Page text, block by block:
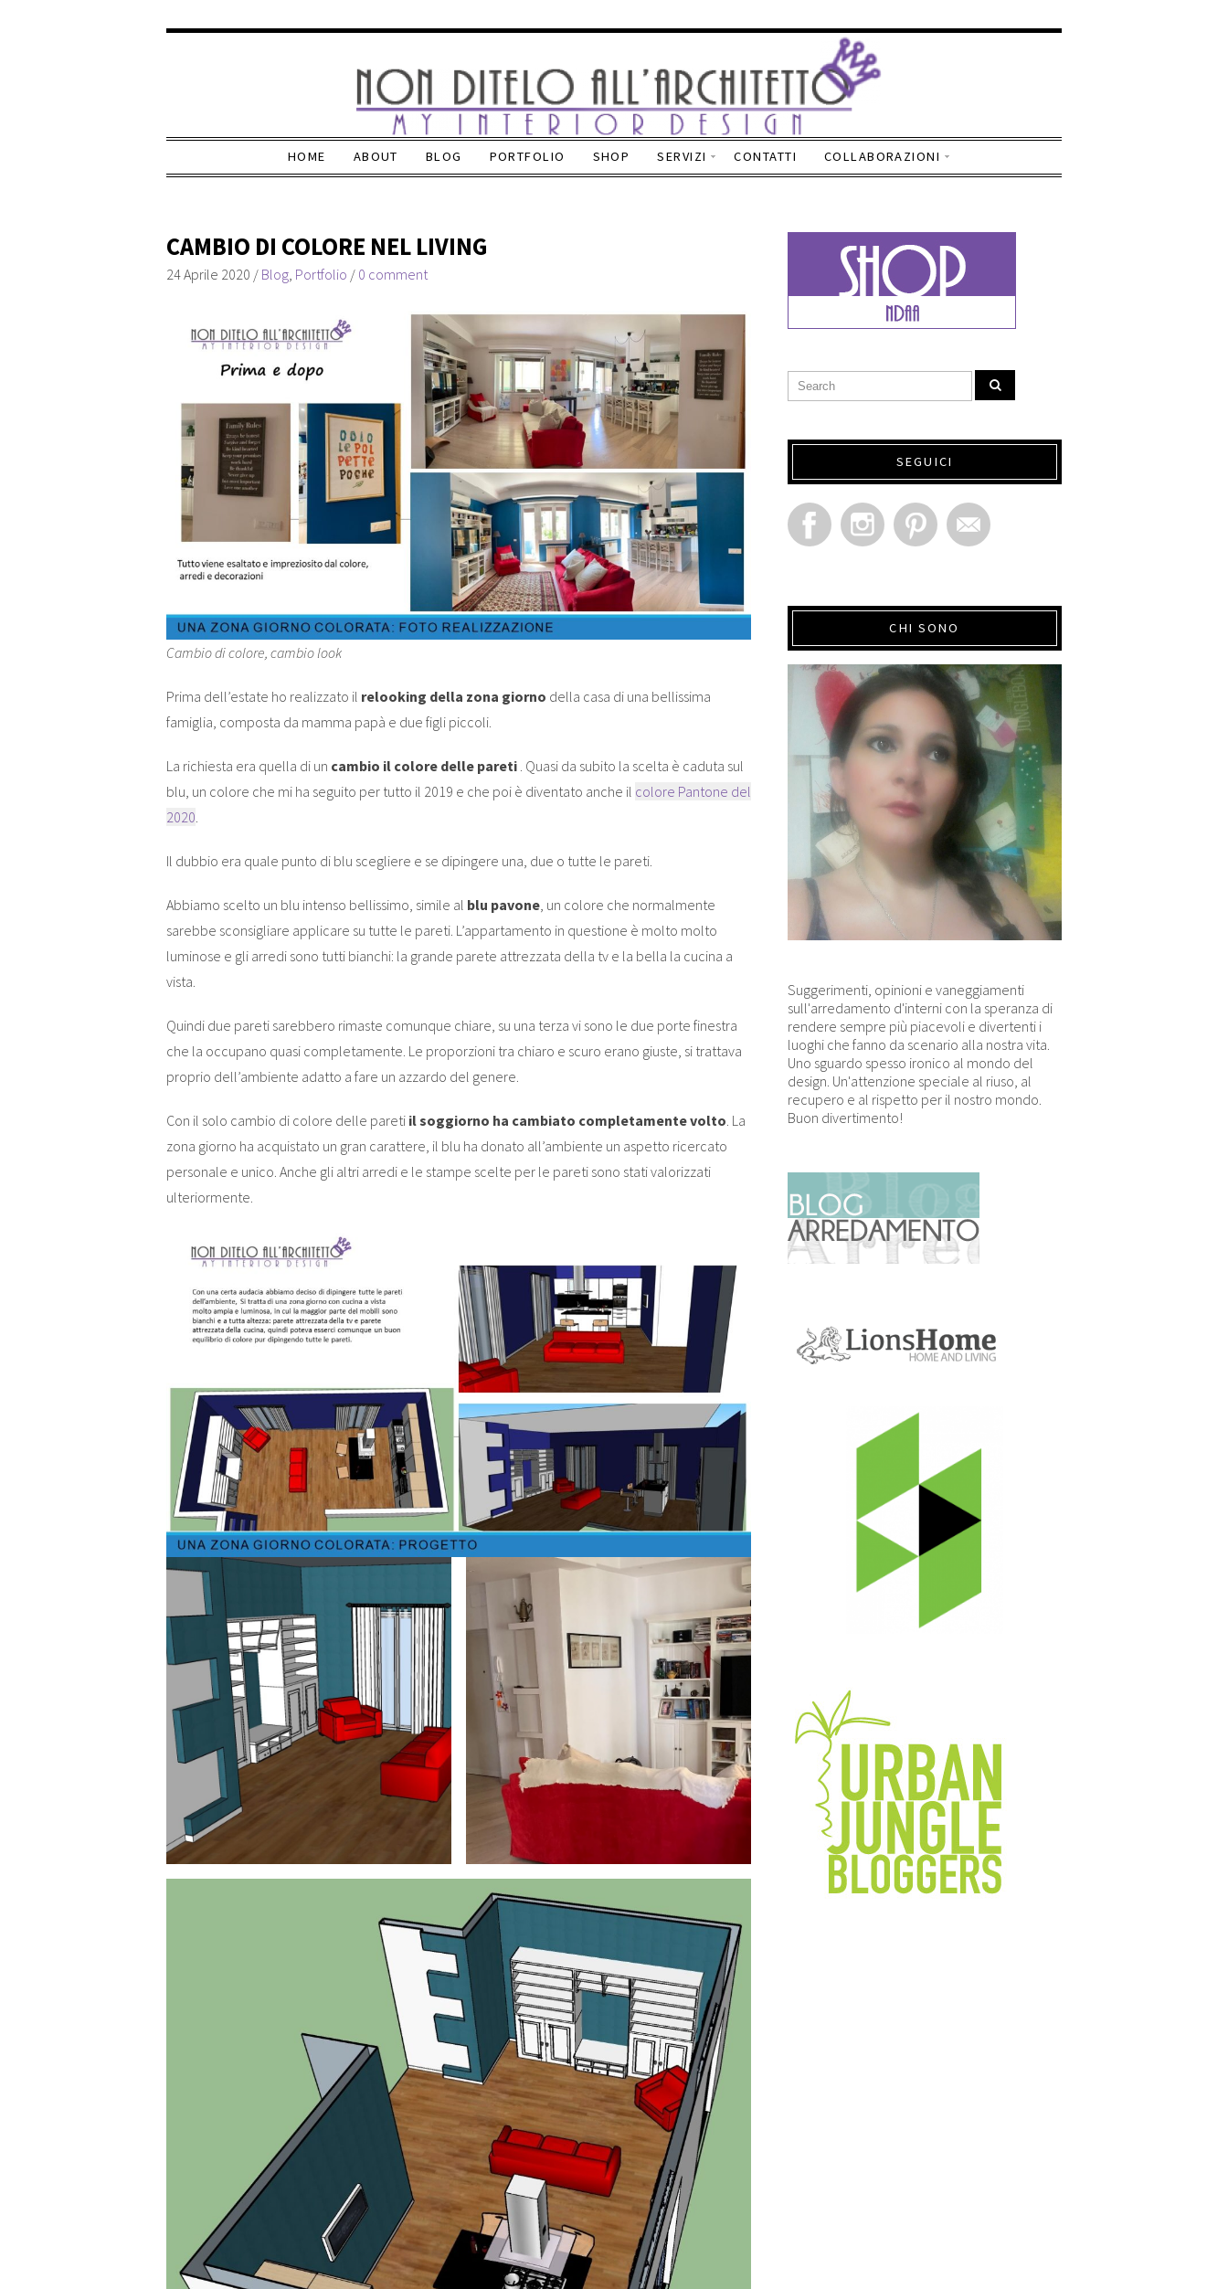
HOME ABOUT BLOG PORTFOLIO SHOP SERVIZI CONTATTI COLLABORAZIONI
CAMBIO DI COLORE NEL LIVING
24 Aprile 2020 / Blog, Portfolio / 0 comment
Cambio di colore, cambio look
Prima dell’estate ho realizzato il relooking della zona giorno della casa di una bellissima
famiglia, composta da mamma papà e due figli piccoli.
La richiesta era quella di un cambio il colore delle pareti . Quasi da subito la scelta è caduta sul
blu, un colore che mi ha seguito per tutto il 2019 e che poi è diventato anche il colore Pantone del
2020.
Il dubbio era quale punto di blu scegliere e se dipingere una, due o tutte le pareti.
Abbiamo scelto un blu intenso bellissimo, simile al blu pavone, un colore che normalmente
sarebbe sconsigliare applicare su tutte le pareti. L’appartamento in questione è molto molto
luminose e gli arredi sono tutti bianchi: la grande parete attrezzata della tv e la bella la cucina a
vista.
Quindi due pareti sarebbero rimaste comunque chiare, su una terza vi sono le due porte finestra
che la occupano quasi completamente. Le proporzioni tra chiaro e scuro erano giuste, si trattava
proprio dell’ambiente adatto a fare un azzardo del genere.
Con il solo cambio di colore delle pareti il soggiorno ha cambiato completamente volto. La
zona giorno ha acquistato un gran carattere, il blu ha donato all’ambiente un aspetto ricercato
personale e unico. Anche gli altri arredi e le stampe scelte per le pareti sono stati valorizzati
ulteriormente.
SEGUICI
CHI SONO
Suggerimenti, opinioni e vaneggiamenti
sull'arredamento d'interni con la speranza di
rendere sempre più piacevoli e divertenti i
luoghi che fanno da scenario alla nostra vita.
Uno sguardo spesso ironico al mondo del
design. Un'attenzione speciale al riuso, al
recupero e al rispetto per il nostro mondo.
Buon divertimento!